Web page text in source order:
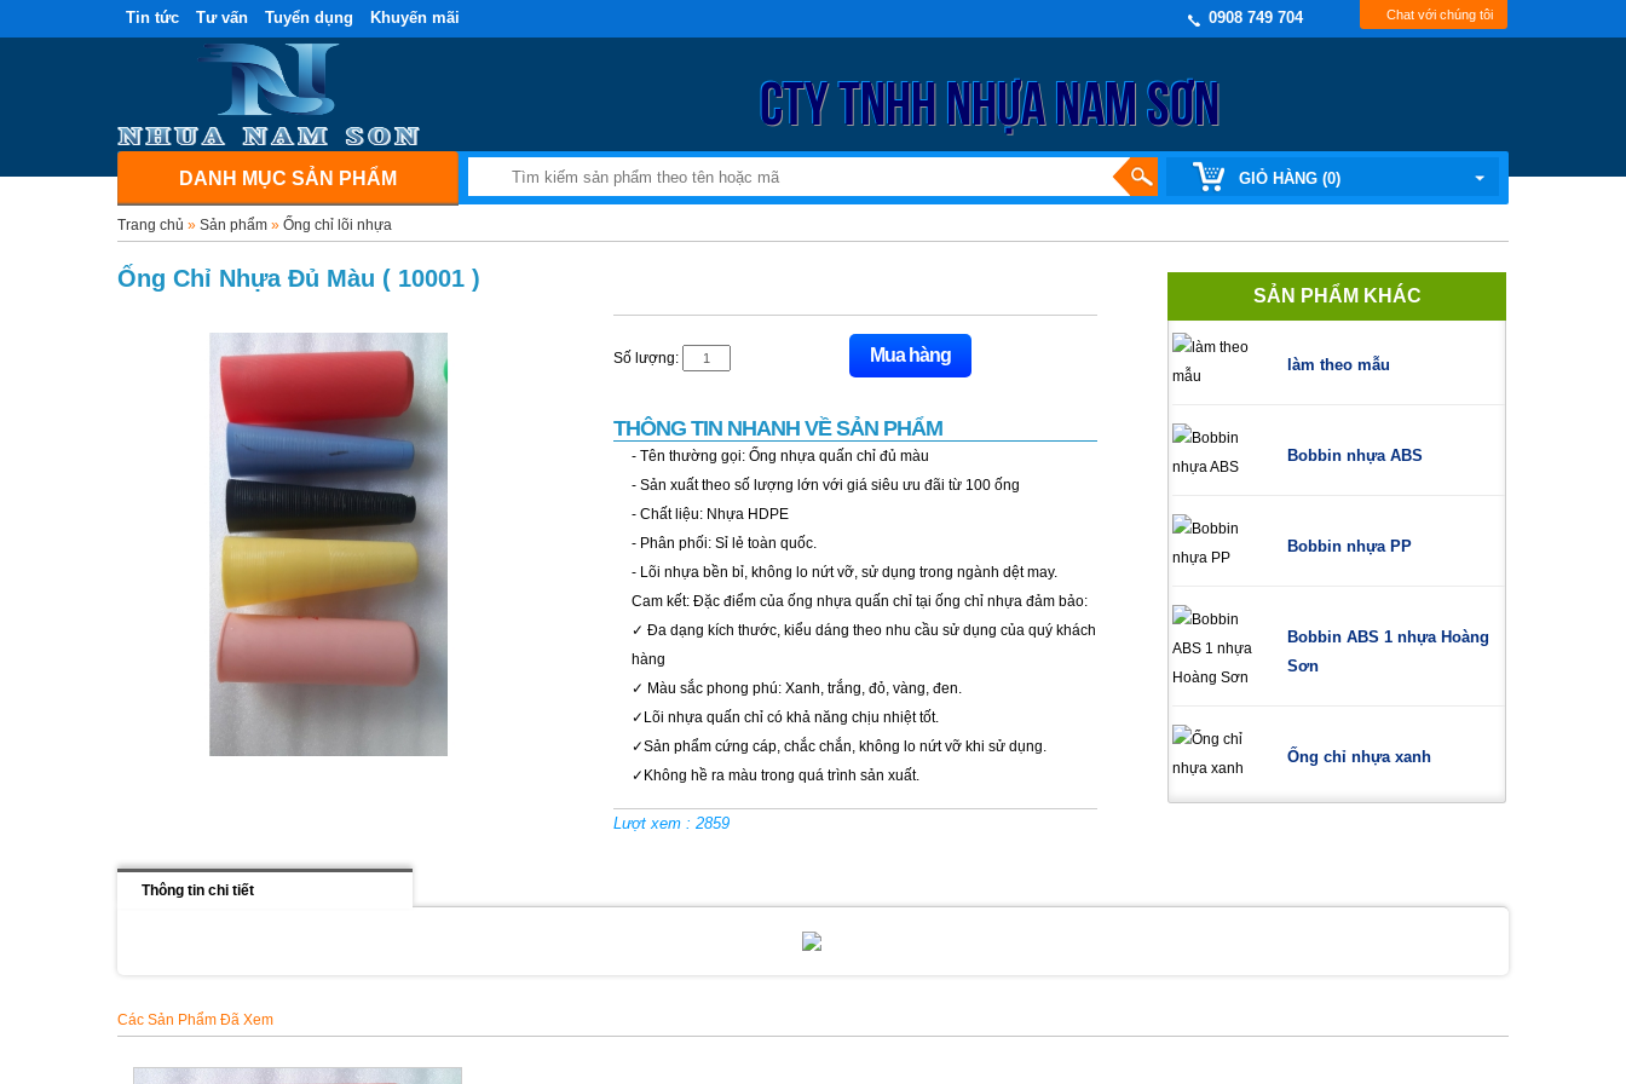
Tin tức Tư vấn Tuyển dụng Khuyến mãi 0908 749 704 Chat với chúng tôi
CTY TNHH NHỰA NAM SƠN
DANH MỤC SẢN PHẨM GIỎ HÀNG (0)
Trang chủ » Sản phẩm » Ống chỉ lõi nhựa
Ống Chỉ Nhựa Đủ Màu ( 10001 )
Số lượng: Mua hàng
THÔNG TIN NHANH VỀ SẢN PHẨM
- Tên thường gọi: Ống nhựa quấn chỉ đủ màu
- Sản xuất theo số lượng lớn với giá siêu ưu đãi từ 100 ống
- Chất liệu: Nhựa HDPE
- Phân phối: Sỉ lẻ toàn quốc.
- Lõi nhựa bền bỉ, không lo nứt vỡ, sử dụng trong ngành dệt may.
Cam kết: Đặc điểm của ống nhựa quấn chỉ tại ống chỉ nhựa đảm bảo:
✓ Đa dạng kích thước, kiểu dáng theo nhu cầu sử dụng của quý khách
hàng
✓ Màu sắc phong phú: Xanh, trắng, đỏ, vàng, đen.
✓Lõi nhựa quấn chỉ có khả năng chịu nhiệt tốt.
✓Sản phẩm cứng cáp, chắc chắn, không lo nứt vỡ khi sử dụng.
✓Không hề ra màu trong quá trình sản xuất.
Lượt xem : 2859
SẢN PHẨM KHÁC
làm theo mẫu
Bobbin nhựa ABS
Bobbin nhựa PP
Bobbin ABS 1 nhựa Hoàng
Sơn
Ống chỉ nhựa xanh
Thông tin chi tiết
Các Sản Phẩm Đã Xem